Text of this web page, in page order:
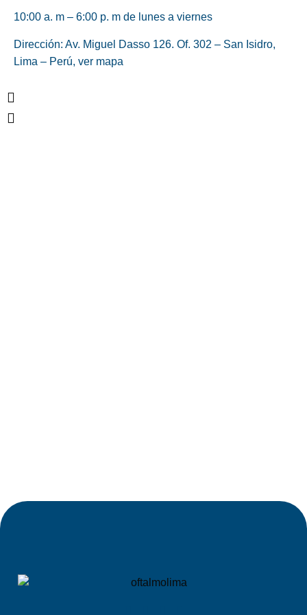
10:00 a. m – 6:00 p. m de lunes a viernes
Dirección: Av. Miguel Dasso 126. Of. 302 – San Isidro,
Lima – Perú, ver mapa